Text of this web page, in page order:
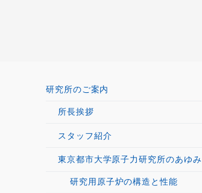
研究所のご案内
所長挨拶
スタッフ紹介
東京都市大学原子力研究所のあゆみ
研究用原子炉の構造と性能